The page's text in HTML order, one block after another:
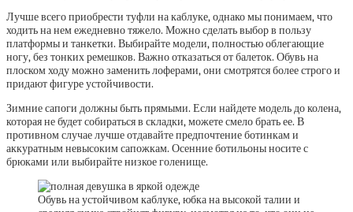
Лучше всего приобрести туфли на каблуке, однако мы понимаем, что
ходить на нем ежедневно тяжело. Можно сделать выбор в пользу
платформы и танкетки. Выбирайте модели, полностью облегающие
ногу, без тонких ремешков. Важно отказаться от балеток. Обувь на
плоском ходу можно заменить лоферами, они смотрятся более строго и
придают фигуре устойчивости.
Зимние сапоги должны быть прямыми. Если найдете модель до колена,
которая не будет собираться в складки, можете смело брать ее. В
противном случае лучше отдавайте предпочтение ботинкам и
аккуратным невысоким сапожкам. Осенние ботильоны носите с
брюками или выбирайте низкое голенище.
Обувь на устойчивом каблуке, юбка на высокой талии и